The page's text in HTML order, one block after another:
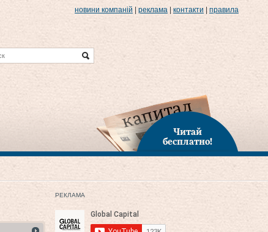
новини компаній реклама контакти правила
Читай
бесплатно!
РЕКЛАМА